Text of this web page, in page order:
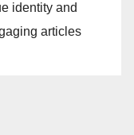
identity and
articles